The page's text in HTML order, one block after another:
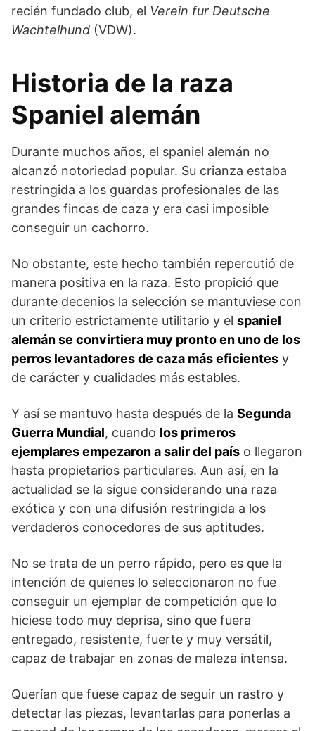
recién fundado club, el Verein fur Deutsche
Wachtelhund (VDW).
Historia de la raza
Spaniel alemán
Durante muchos años, el spaniel alemán no
alcanzó notoriedad popular. Su crianza estaba
restringida a los guardas profesionales de las
grandes fincas de caza y era casi imposible
conseguir un cachorro.
No obstante, este hecho también repercutió de
manera positiva en la raza. Esto propició que
durante decenios la selección se mantuviese con
un criterio estrictamente utilitario y el spaniel
alemán se convirtiera muy pronto en uno de los
perros levantadores de caza más eficientes y
de carácter y cualidades más estables.
Y así se mantuvo hasta después de la Segunda
Guerra Mundial, cuando los primeros
ejemplares empezaron a salir del país o llegaron
hasta propietarios particulares. Aun así, en la
actualidad se la sigue considerando una raza
exótica y con una difusión restringida a los
verdaderos conocedores de sus aptitudes.
No se trata de un perro rápido, pero es que la
intención de quienes lo seleccionaron no fue
conseguir un ejemplar de competición que lo
hiciese todo muy deprisa, sino que fuera
entregado, resistente, fuerte y muy versátil,
capaz de trabajar en zonas de maleza intensa.
Querían que fuese capaz de seguir un rastro y
detectar las piezas, levantarlas para ponerlas a